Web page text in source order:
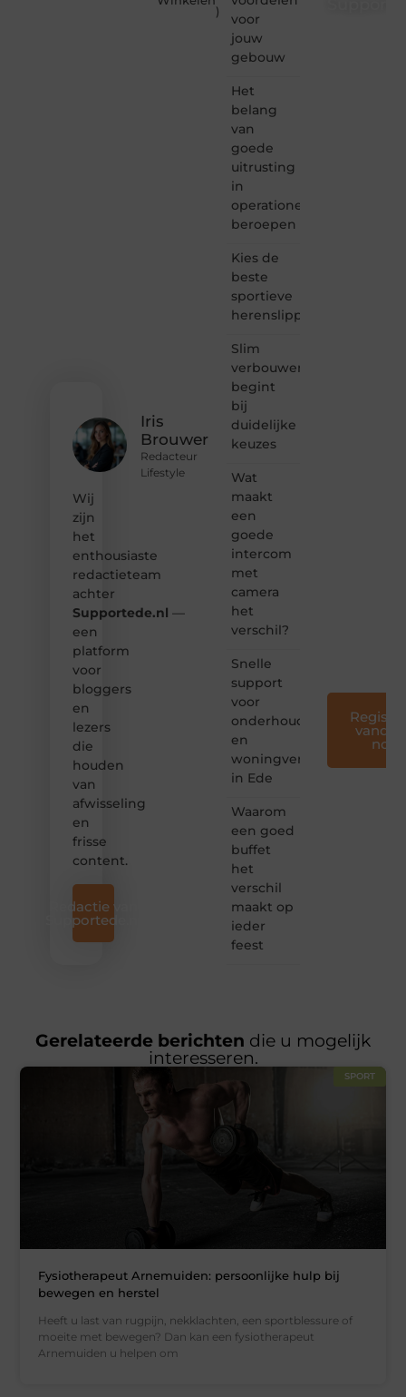
Iris
Brouwer
Redacteur
Lifestyle
Wij
zijn
het
enthousiaste
redactieteam
achter
Supportede.nl —
een
platform
voor
bloggers
en
lezers
die
houden
van
afwisseling
en
frisse
content.
Redactie van
Supportede.nl
)
voor
jouw
gebouw
Het
belang
van
goede
uitrusting
in
operationele
beroepen
Kies de
beste
sportieve
herenslippers
Slim
verbouwen
begint
bij
duidelijke
keuzes
Wat
maakt
een
goede
intercom
met
camera
het
verschil?
Snelle
support
voor
onderhoud
en
woningverbetering
in Ede
Waarom
een goed
buffet
het
verschil
maakt op
ieder
feest
nog
Gerelateerde berichten die u mogelijk
interesseren.
SPORT
Fysiotherapeut Arnemuiden: persoonlijke hulp bij
bewegen en herstel
Heeft u last van rugpijn, nekklachten, een sportblessure of
moeite met bewegen? Dan kan een fysiotherapeut
Arnemuiden u helpen om